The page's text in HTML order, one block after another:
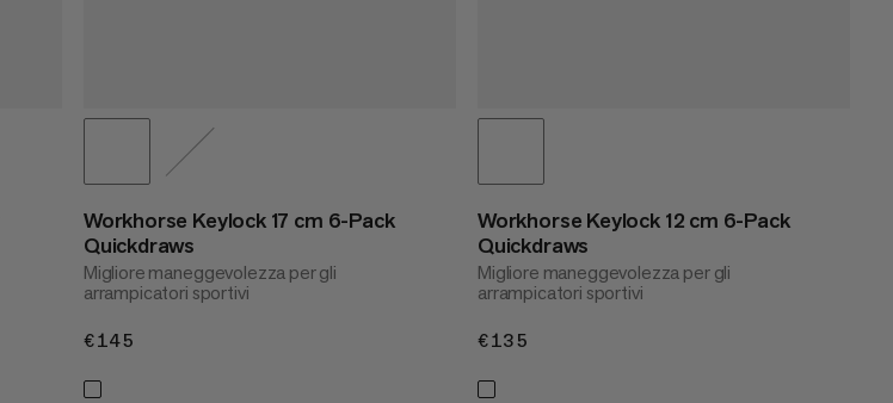
Workhorse Keylock 17 cm 6-Pack
Quickdraws
Migliore maneggevolezza per gli
arrampicatori sportivi
€145
Workhorse Keylock 12 cm 6-Pack
Quickdraws
Migliore maneggevolezza per gli
arrampicatori sportivi
€135